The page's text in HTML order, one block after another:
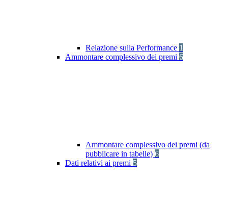
Relazione sulla Performance 1
Ammontare complessivo dei premi 6
Ammontare complessivo dei premi (da
pubblicare in tabelle) 6
Dati relativi ai premi 5